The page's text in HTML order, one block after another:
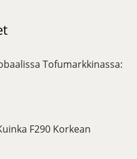
Tofumarkkinassa:
F290 Korkean